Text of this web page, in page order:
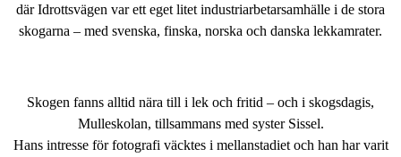
där Idrottsvägen var ett eget litet industriarbetarsamhälle i de stora
skogarna – med svenska, finska, norska och danska lekkamrater.
Skogen fanns alltid nära till i lek och fritid – och i skogsdagis,
Mulleskolan, tillsammans med syster Sissel.
Hans intresse för fotografi väcktes i mellanstadiet och han har varit